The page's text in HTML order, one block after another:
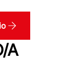
A